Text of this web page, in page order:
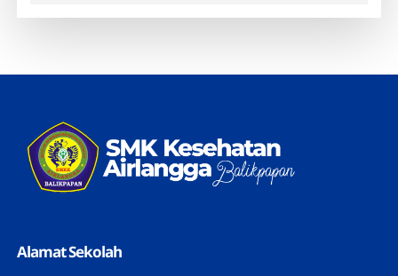
Alamat Sekolah